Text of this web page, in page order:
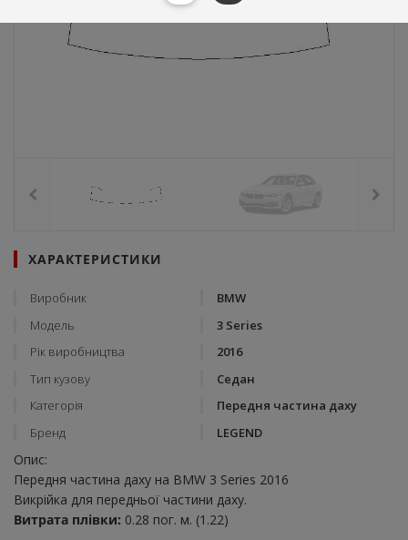
ХАРАКТЕРИСТИКИ
Виробник
BMW
Модель
3 Series
Рік виробництва
2016
Тип кузову
Седан
Категорія
Передня частина даху
Бренд
LEGEND
Опис:
Передня частина даху на BMW 3 Series 2016
Викрійка для передньої частини даху.
Витрата плівки: 0.28 пог. м. (1.22)